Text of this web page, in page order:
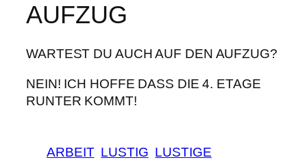
AUFZUG
WARTEST DU AUCH AUF DEN AUFZUG?
NEIN! ICH HOFFE DASS DIE 4. ETAGE
RUNTER KOMMT!
ARBEIT LUSTIG LUSTIGE